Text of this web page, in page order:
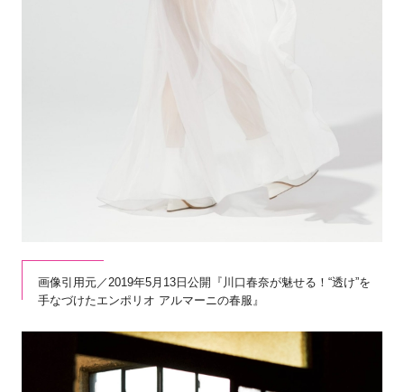
画像引用元／2019年5月13日公開『川口春奈が魅せる！“透け”を
手なづけたエンポリオ アルマーニの春服』